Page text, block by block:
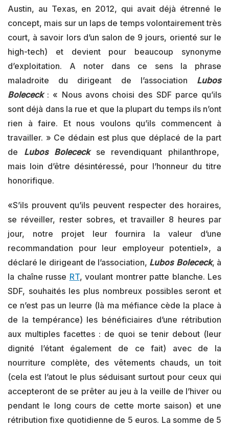
Austin, au Texas, en 2012, qui avait déjà étrenné le
concept, mais sur un laps de temps volontairement très
court, à savoir lors d’un salon de 9 jours, orienté sur le
high-tech) et devient pour beaucoup synonyme
d’exploitation. A noter dans ce sens la phrase
maladroite du dirigeant de l’association Lubos
Bolececk: « Nous avons choisi des SDF parce qu’ils
sont déjà dans la rue et que la plupart du temps ils n’ont
rien à faire. Et nous voulons qu’ils commencent à
travailler. » Ce dédain est plus que déplacé de la part
de Lubos Bolececk se revendiquant philanthrope,
mais loin d’être désintéressé, pour l’honneur du titre
honorifique.
«S’ils prouvent qu’ils peuvent respecter des horaires,
se réveiller, rester sobres, et travailler 8 heures par
jour, notre projet leur fournira la valeur d’une
recommandation pour leur employeur potentiel», a
déclaré le dirigeant de l’association, Lubos Bolececk, à
la chaîne russe RT, voulant montrer patte blanche. Les
SDF, souhaités les plus nombreux possibles seront et
ce n’est pas un leurre (là ma méfiance cède la place à
de la tempérance) les bénéficiaires d’une rétribution
aux multiples facettes : de quoi se tenir debout (leur
dignité l’étant également de ce fait) avec de la
nourriture complète, des vêtements chauds, un toit
(cela est l’atout le plus séduisant surtout pour ceux qui
accepteront de se prêter au jeu à la veille de l’hiver ou
pendant le long cours de cette morte saison) et une
rétribution fixe quotidienne de 5 euros. La somme de 5